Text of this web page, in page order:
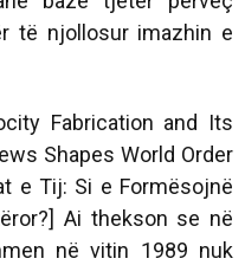
të njollosur imazhin e
Fabrication and Its
Shapes World Order
e Tij: Si e Formësojnë
Ai thekson se në
në vitin 1989 nuk